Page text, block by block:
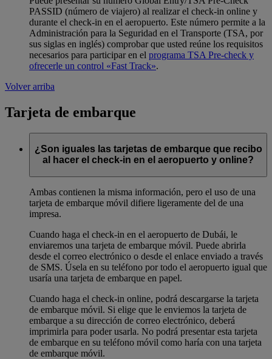
PASSID (número de viajero) al realizar el check-in online y
durante el check-in en el aeropuerto. Este número permite a la
Administración para la Seguridad en el Transporte (TSA, por
sus siglas en inglés) comprobar que usted reúne los requisitos
necesarios para participar en el programa TSA Pre-check y
ofrecerle un control «Fast Track».
Volver arriba
Tarjeta de embarque
¿Son iguales las tarjetas de embarque que recibo
al hacer el check-in en el aeropuerto y online?
Ambas contienen la misma información, pero el uso de una
tarjeta de embarque móvil difiere ligeramente del de una
impresa.
Cuando haga el check-in en el aeropuerto de Dubái, le
enviaremos una tarjeta de embarque móvil. Puede abrirla
desde el correo electrónico o desde el enlace enviado a través
de SMS. Úsela en su teléfono por todo el aeropuerto igual que
usaría una tarjeta de embarque en papel.
Cuando haga el check-in online, podrá descargarse la tarjeta
de embarque móvil. Si elige que le enviemos la tarjeta de
embarque a su dirección de correo electrónico, deberá
imprimirla para poder usarla. No podrá presentar esta tarjeta
de embarque en su teléfono móvil como haría con una tarjeta
de embarque móvil.